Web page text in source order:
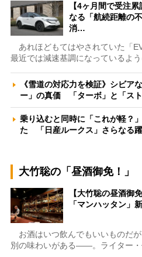
【4ヶ月間で受注
なる「航続距離の
消…
あれほどもてはやされていた「
最近では減速基調になっているよ
《雪道の対応力を検証》シビア
ー」の真価 「ターボ」と「ス
乗り込むと同時に「これが軽？
た 「日産ルークス」さらなる
大竹聡の「昼酒御免！」
【大竹聡の昼酒御
「マンハッタン」
お酒はいつ飲んでもいいものだ
別の味わいがある――。ライター